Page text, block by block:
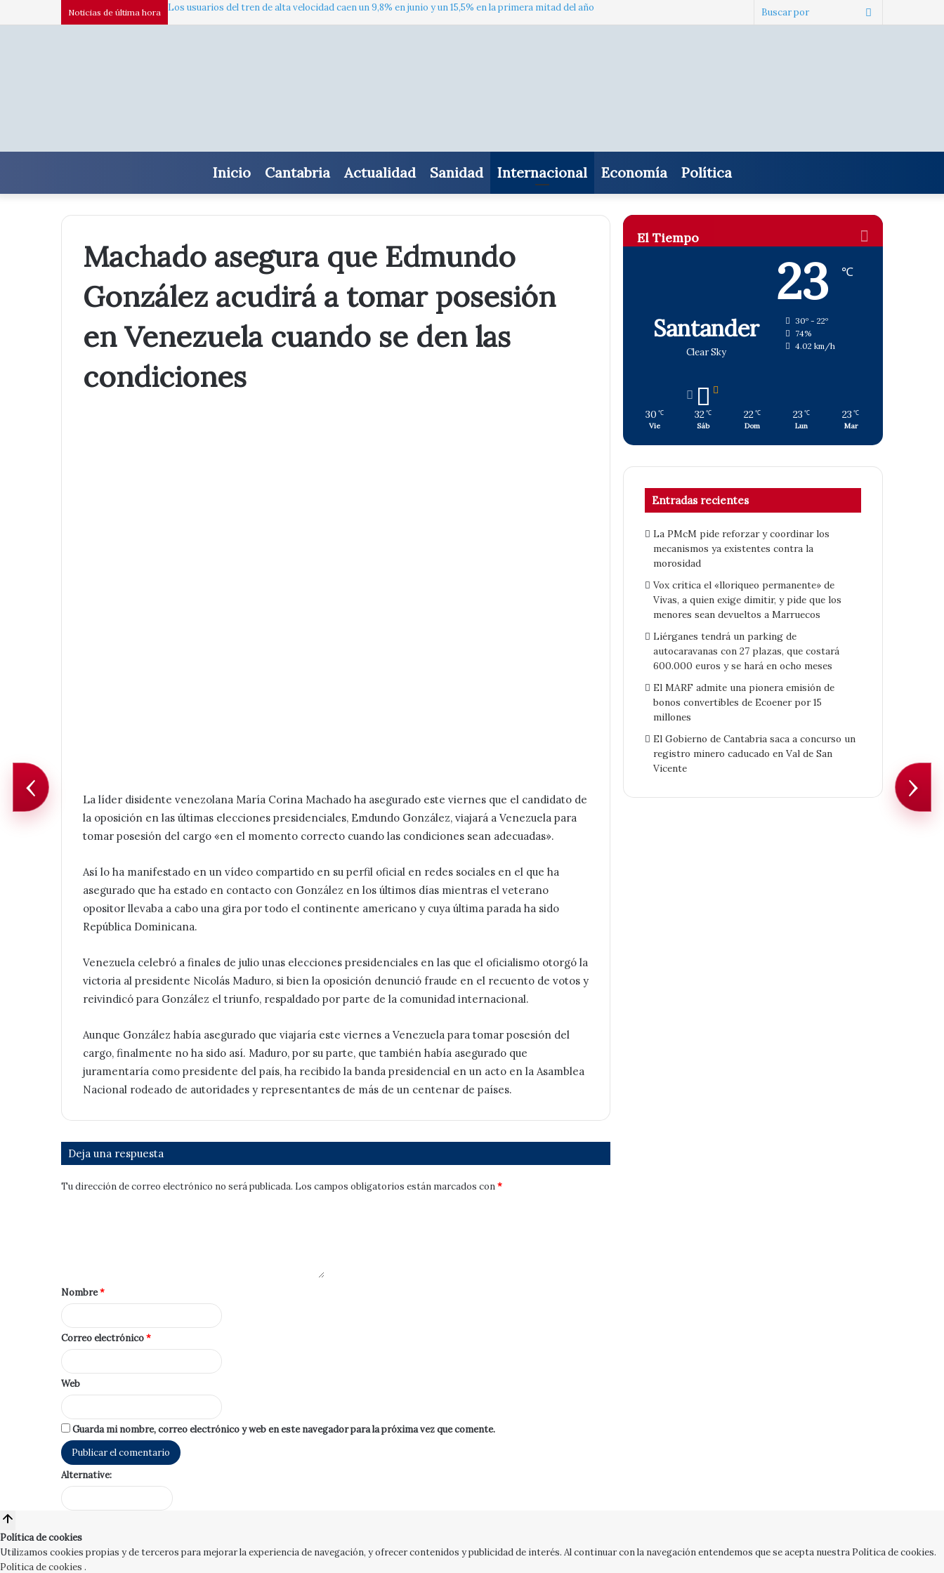
Noticias de última hora Los usuarios del tren de alta velocidad caen un 9,8% en junio y un 15,5% en la primera mitad del año
Buscar
Inicio Cantabria Actualidad Sanidad Internacional Economía Política
Machado asegura que Edmundo
González acudirá a tomar posesión
en Venezuela cuando se den las
condiciones
La líder disidente venezolana María Corina Machado ha asegurado este viernes que el candidato de
la oposición en las últimas elecciones presidenciales, Emdundo González, viajará a Venezuela para
tomar posesión del cargo «en el momento correcto cuando las condiciones sean adecuadas».
Así lo ha manifestado en un vídeo compartido en su perfil oficial en redes sociales en el que ha
asegurado que ha estado en contacto con González en los últimos días mientras el veterano
opositor llevaba a cabo una gira por todo el continente americano y cuya última parada ha sido
República Dominicana.
Venezuela celebró a finales de julio unas elecciones presidenciales en las que el oficialismo otorgó la
victoria al presidente Nicolás Maduro, si bien la oposición denunció fraude en el recuento de votos y
reivindicó para González el triunfo, respaldado por parte de la comunidad internacional.
Aunque González había asegurado que viajaría este viernes a Venezuela para tomar posesión del
cargo, finalmente no ha sido así. Maduro, por su parte, que también había asegurado que
juramentaría como presidente del país, ha recibido la banda presidencial en un acto en la Asamblea
Nacional rodeado de autoridades y representantes de más de un centenar de países.
Deja una respuesta
Tu dirección de correo electrónico no será publicada. Los campos obligatorios están marcados con*
Nombre*
Correo electrónico*
Web
Guarda mi nombre, correo electrónico y web en este navegador para la próxima vez que comente.
Alternative:
El Tiempo
Santander
Clear Sky
23 ℃
30º - 22º
74%
4.02 km/h
30 ℃
Vie
32 ℃
Sáb
22 ℃
Dom
23 ℃
Lun
23 ℃
Mar
Entradas recientes
La PMcM pide reforzar y coordinar los
mecanismos ya existentes contra la
morosidad
Vox critica el «lloriqueo permanente» de
Vivas, a quien exige dimitir, y pide que los
menores sean devueltos a Marruecos
Liérganes tendrá un parking de
autocaravanas con 27 plazas, que costará
600.000 euros y se hará en ocho meses
El MARF admite una pionera emisión de
bonos convertibles de Ecoener por 15
millones
El Gobierno de Cantabria saca a concurso un
registro minero caducado en Val de San
Vicente
‹ ›
Política de cookies
Utilizamos cookies propias y de terceros para mejorar la experiencia de navegación, y ofrecer contenidos y publicidad de interés. Al continuar con la navegación entendemos que se acepta nuestra Política de cookies.
Política de cookies .